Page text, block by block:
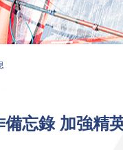
忘錄 加強精